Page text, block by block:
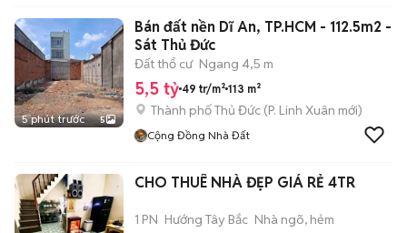
5 phút trước 5
Bán đất nền Dĩ An, TP.HCM - 112.5m2 -
Sát Thủ Đức
Đất thổ cư Ngang 4,5 m
5,5 tỷ 49 tr/m² 113 m²
Thành phố Thủ Đức (P. Linh Xuân mới)
Cộng Đồng Nhà Đất
CHO THUÊ NHÀ ĐẸP GIÁ RẺ 4TR
1 PN Hướng Tây Bắc Nhà ngõ, hẻm